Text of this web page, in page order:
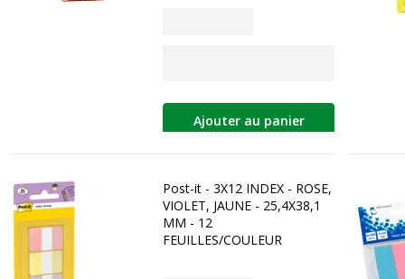
Ajouter au panier
Post-it - 3X12 INDEX - ROSE,
VIOLET, JAUNE - 25,4X38,1
MM - 12
FEUILLES/COULEUR